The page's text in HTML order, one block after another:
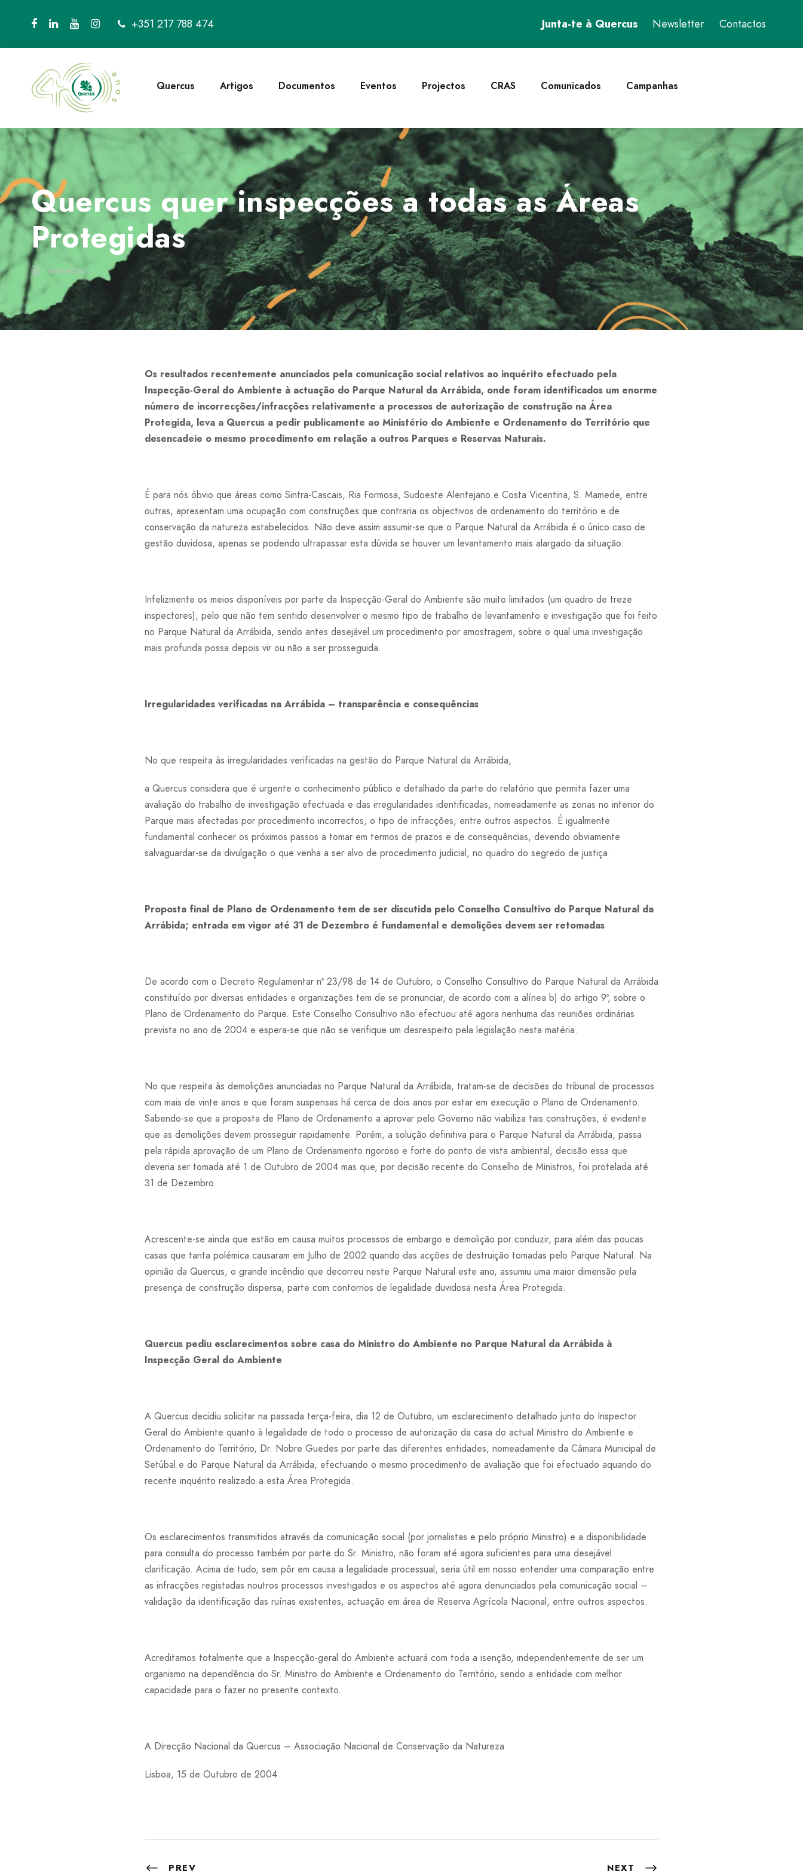
+351 217 788 474 Junta-te à Quercus Newsletter Contactos
Quercus Artigos Documentos Eventos Projectos CRAS Comunicados Campanhas
Quercus quer inspecções a todas as Áreas
Protegidas
QUERCUS
Os resultados recentemente anunciados pela comunicação social relativos ao inquérito efectuado pela
Inspecção-Geral do Ambiente à actuação do Parque Natural da Arrábida, onde foram identificados um enorme
número de incorrecções/infracções relativamente a processos de autorização de construção na Área
Protegida, leva a Quercus a pedir publicamente ao Ministério do Ambiente e Ordenamento do Território que
desencadeie o mesmo procedimento em relação a outros Parques e Reservas Naturais.
É para nós óbvio que áreas como Sintra-Cascais, Ria Formosa, Sudoeste Alentejano e Costa Vicentina, S. Mamede, entre
outras, apresentam uma ocupação com construções que contraria os objectivos de ordenamento do território e de
conservação da natureza estabelecidos. Não deve assim assumir-se que o Parque Natural da Arrábida é o único caso de
gestão duvidosa, apenas se podendo ultrapassar esta dúvida se houver um levantamento mais alargado da situação.
Infelizmente os meios disponíveis por parte da Inspecção-Geral do Ambiente são muito limitados (um quadro de treze
inspectores), pelo que não tem sentido desenvolver o mesmo tipo de trabalho de levantamento e investigação que foi feito
no Parque Natural da Arrábida, sendo antes desejável um procedimento por amostragem, sobre o qual uma investigação
mais profunda possa depois vir ou não a ser prosseguida.
Irregularidades verificadas na Arrábida – transparência e consequências
No que respeita às irregularidades verificadas na gestão do Parque Natural da Arrábida,
a Quercus considera que é urgente o conhecimento público e detalhado da parte do relatório que permita fazer uma
avaliação do trabalho de investigação efectuada e das irregularidades identificadas, nomeadamente as zonas no interior do
Parque mais afectadas por procedimento incorrectos, o tipo de infracções, entre outros aspectos. É igualmente
fundamental conhecer os próximos passos a tomar em termos de prazos e de consequências, devendo obviamente
salvaguardar-se da divulgação o que venha a ser alvo de procedimento judicial, no quadro do segredo de justiça.
Proposta final de Plano de Ordenamento tem de ser discutida pelo Conselho Consultivo do Parque Natural da
Arrábida; entrada em vigor até 31 de Dezembro é fundamental e demolições devem ser retomadas
De acordo com o Decreto Regulamentar nº 23/98 de 14 de Outubro, o Conselho Consultivo do Parque Natural da Arrábida
constituído por diversas entidades e organizações tem de se pronunciar, de acordo com a alínea b) do artigo 9º, sobre o
Plano de Ordenamento do Parque. Este Conselho Consultivo não efectuou até agora nenhuma das reuniões ordinárias
prevista no ano de 2004 e espera-se que não se verifique um desrespeito pela legislação nesta matéria.
No que respeita às demolições anunciadas no Parque Natural da Arrábida, tratam-se de decisões do tribunal de processos
com mais de vinte anos e que foram suspensas há cerca de dois anos por estar em execução o Plano de Ordenamento.
Sabendo-se que a proposta de Plano de Ordenamento a aprovar pelo Governo não viabiliza tais construções, é evidente
que as demolições devem prosseguir rapidamente. Porém, a solução definitiva para o Parque Natural da Arrábida, passa
pela rápida aprovação de um Plano de Ordenamento rigoroso e forte do ponto de vista ambiental, decisão essa que
deveria ser tomada até 1 de Outubro de 2004 mas que, por decisão recente do Conselho de Ministros, foi protelada até
31 de Dezembro.
Acrescente-se ainda que estão em causa muitos processos de embargo e demolição por conduzir, para além das poucas
casas que tanta polémica causaram em Julho de 2002 quando das acções de destruição tomadas pelo Parque Natural. Na
opinião da Quercus, o grande incêndio que decorreu neste Parque Natural este ano, assumiu uma maior dimensão pela
presença de construção dispersa, parte com contornos de legalidade duvidosa nesta Área Protegida.
Quercus pediu esclarecimentos sobre casa do Ministro do Ambiente no Parque Natural da Arrábida à
Inspecção Geral do Ambiente
A Quercus decidiu solicitar na passada terça-feira, dia 12 de Outubro, um esclarecimento detalhado junto do Inspector
Geral do Ambiente quanto à legalidade de todo o processo de autorização da casa do actual Ministro do Ambiente e
Ordenamento do Território, Dr. Nobre Guedes por parte das diferentes entidades, nomeadamente da Câmara Municipal de
Setúbal e do Parque Natural da Arrábida, efectuando o mesmo procedimento de avaliação que foi efectuado aquando do
recente inquérito realizado a esta Área Protegida.
Os esclarecimentos transmitidos através da comunicação social (por jornalistas e pelo próprio Ministro) e a disponibilidade
para consulta do processo também por parte do Sr. Ministro, não foram até agora suficientes para uma desejável
clarificação. Acima de tudo, sem pôr em causa a legalidade processual, seria útil em nosso entender uma comparação entre
as infracções registadas noutros processos investigados e os aspectos até agora denunciados pela comunicação social –
validação da identificação das ruínas existentes, actuação em área de Reserva Agrícola Nacional, entre outros aspectos.
Acreditamos totalmente que a Inspecção-geral do Ambiente actuará com toda a isenção, independentemente de ser um
organismo na dependência do Sr. Ministro do Ambiente e Ordenamento do Território, sendo a entidade com melhor
capacidade para o fazer no presente contexto.
A Direcção Nacional da Quercus – Associação Nacional de Conservação da Natureza
Lisboa, 15 de Outubro de 2004
PREV NEXT